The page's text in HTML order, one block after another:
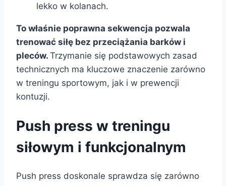
lekko w kolanach.
To właśnie poprawna sekwencja pozwala
trenować siłę bez przeciążania barków i
pleców. Trzymanie się podstawowych zasad
technicznych ma kluczowe znaczenie zarówno
w treningu sportowym, jak i w prewencji
kontuzji.
Push press w treningu
siłowym i funkcjonalnym
Push press doskonale sprawdza się zarówno